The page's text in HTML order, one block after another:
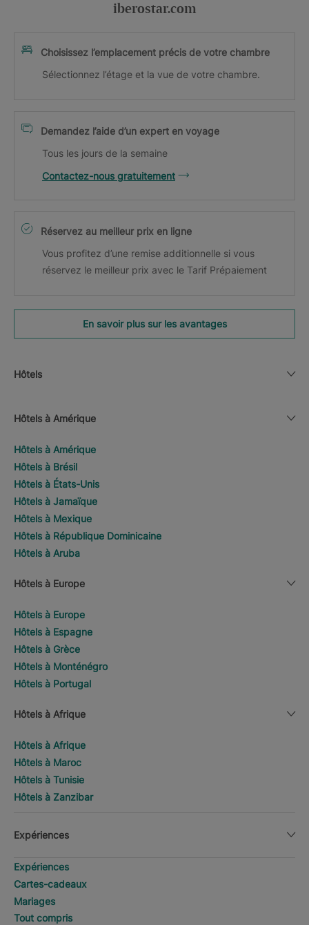
iberostar.com
Choisissez l’emplacement précis de votre chambre
Sélectionnez l’étage et la vue de votre chambre.
Demandez l’aide d’un expert en voyage
Tous les jours de la semaine
Contactez-nous gratuitement
Réservez au meilleur prix en ligne
Vous profitez d’une remise additionnelle si vous
réservez le meilleur prix avec le Tarif Prépaiement
En savoir plus sur les avantages
Hôtels
Hôtels à Amérique
Hôtels à Amérique
Hôtels à Brésil
Hôtels à États-Unis
Hôtels à Jamaïque
Hôtels à Mexique
Hôtels à République Dominicaine
Hôtels à Aruba
Hôtels à Europe
Hôtels à Europe
Hôtels à Espagne
Hôtels à Grèce
Hôtels à Monténégro
Hôtels à Portugal
Hôtels à Afrique
Hôtels à Afrique
Hôtels à Maroc
Hôtels à Tunisie
Hôtels à Zanzibar
Expériences
Expériences
Cartes-cadeaux
Mariages
Tout compris